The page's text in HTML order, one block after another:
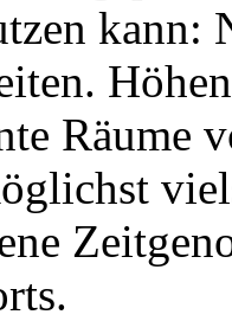
kann:
Räume